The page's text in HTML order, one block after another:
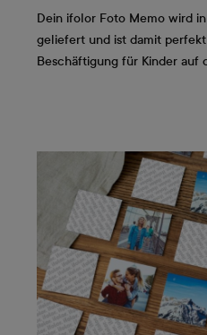
Dein ifolor Foto Memo wird
geliefert und ist damit
Beschäftigung für Kinder auf